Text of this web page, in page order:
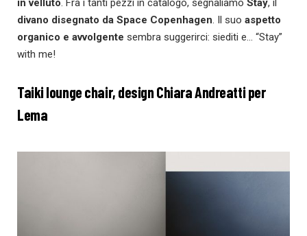
in velluto. Fra i tanti pezzi in catalogo, segnaliamo Stay, il
divano disegnato da Space Copenhagen. Il suo aspetto
organico e avvolgente sembra suggerirci: siediti e… “Stay”
with me!
Taiki lounge chair, design Chiara Andreatti per
Lema